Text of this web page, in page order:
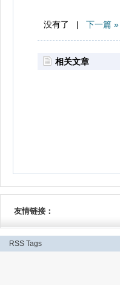
没有了 | 下一篇 »
相关文章
友情链接：
RSS Tags